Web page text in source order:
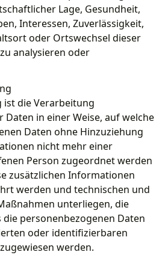
Lage, Gesundheit,
Interessen, Zuverlässigkeit,
oder Ortswechsel dieser
analysieren oder
ist die Verarbeitung
Daten in einer Weise, auf welche
Daten ohne Hinzuziehung
nicht mehr einer
Person zugeordnet werden
zusätzlichen Informationen
werden und technischen und
unterliegen, die
personenbezogenen Daten
oder identifizierbaren
werden.